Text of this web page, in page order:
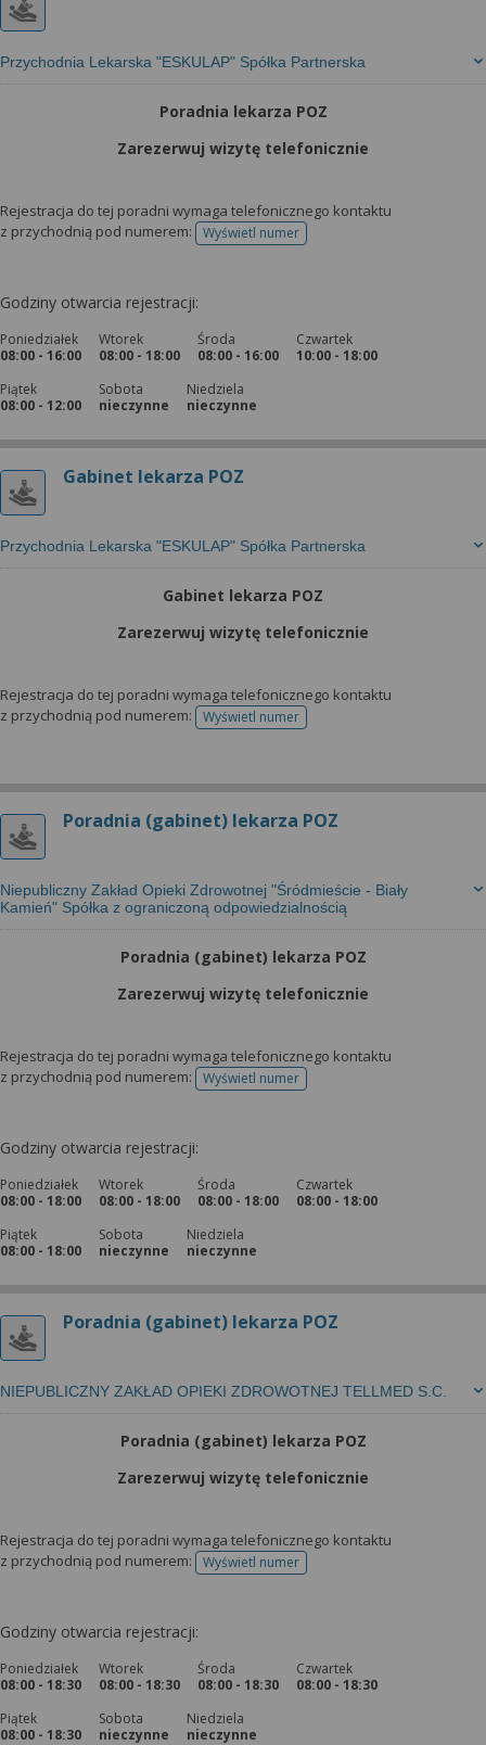
Przychodnia Lekarska "ESKULAP" Spółka Partnerska
Poradnia lekarza POZ
Zarezerwuj wizytę telefonicznie
Rejestracja do tej poradni wymaga telefonicznego kontaktu
z przychodnią pod numerem:
Wyświetl numertelefonu do rejestracji
Godziny otwarcia rejestracji:
Poniedziałek
08:00 - 16:00
Wtorek
08:00 - 18:00
Środa
08:00 - 16:00
Czwartek
10:00 - 18:00
Piątek
08:00 - 12:00
Sobota
nieczynne
Niedziela
nieczynne
Gabinet lekarza POZ
Przychodnia Lekarska "ESKULAP" Spółka Partnerska
Gabinet lekarza POZ
Zarezerwuj wizytę telefonicznie
Rejestracja do tej poradni wymaga telefonicznego kontaktu
z przychodnią pod numerem:
Wyświetl numertelefonu do rejestracji
Poradnia (gabinet) lekarza POZ
Niepubliczny Zakład Opieki Zdrowotnej "Śródmieście - Biały
Kamień" Spółka z ograniczoną odpowiedzialnością
Poradnia (gabinet) lekarza POZ
Zarezerwuj wizytę telefonicznie
Rejestracja do tej poradni wymaga telefonicznego kontaktu
z przychodnią pod numerem:
Wyświetl numertelefonu do rejestracji
Godziny otwarcia rejestracji:
Poniedziałek
08:00 - 18:00
Wtorek
08:00 - 18:00
Środa
08:00 - 18:00
Czwartek
08:00 - 18:00
Piątek
08:00 - 18:00
Sobota
nieczynne
Niedziela
nieczynne
Poradnia (gabinet) lekarza POZ
NIEPUBLICZNY ZAKŁAD OPIEKI ZDROWOTNEJ TELLMED S.C.
Poradnia (gabinet) lekarza POZ
Zarezerwuj wizytę telefonicznie
Rejestracja do tej poradni wymaga telefonicznego kontaktu
z przychodnią pod numerem:
Wyświetl numertelefonu do rejestracji
Godziny otwarcia rejestracji:
Poniedziałek
08:00 - 18:30
Wtorek
08:00 - 18:30
Środa
08:00 - 18:30
Czwartek
08:00 - 18:30
Piątek
08:00 - 18:30
Sobota
nieczynne
Niedziela
nieczynne